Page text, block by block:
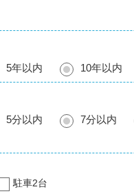
5年以内 10年以内
5分以内 7分以内
駐車2台